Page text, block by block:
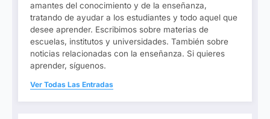
amantes del conocimiento y de la enseñanza,
tratando de ayudar a los estudiantes y todo aquel que
desee aprender. Escribimos sobre materias de
escuelas, institutos y universidades. También sobre
noticias relacionadas con la enseñanza. Si quieres
aprender, síguenos.
Ver Todas Las Entradas